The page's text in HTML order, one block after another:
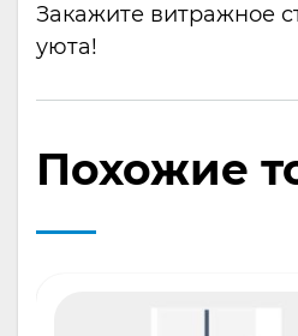
Закажите витражное
уюта!
Похожие